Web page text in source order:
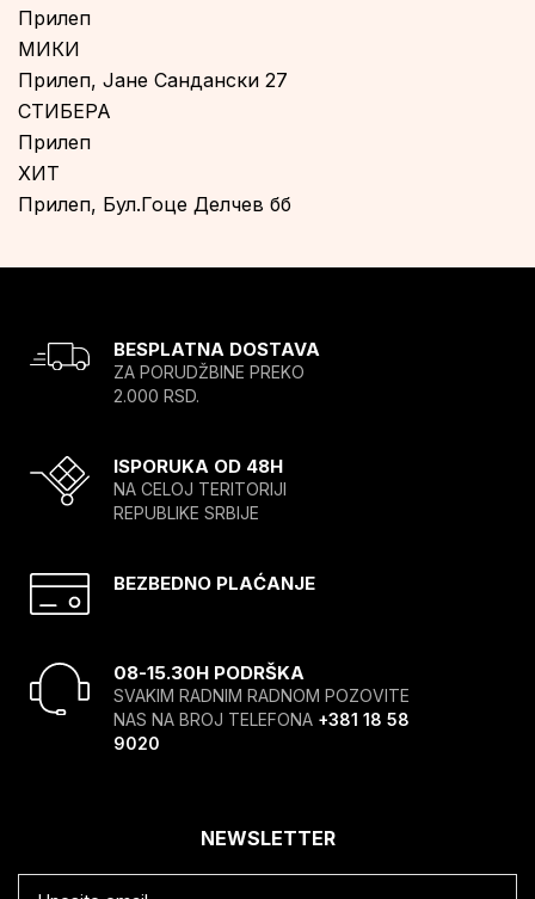
Прилеп
МИКИ
Прилеп, Јане Сандански 27
СТИБЕРА
Прилеп
ХИТ
Прилеп, Бул.Гоце Делчев бб
BESPLATNA DOSTAVA
ZA PORUDŽBINE PREKO
2.000 RSD.
ISPORUKA OD 48H
NA CELOJ TERITORIJI
REPUBLIKE SRBIJE
BEZBEDNO PLAĆANJE
08-15.30H PODRŠKA
SVAKIM RADNIM RADNOM POZOVITE
NAS NA BROJ TELEFONA +381 18 58
9020
NEWSLETTER